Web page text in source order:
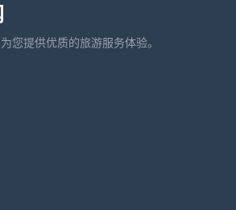
您提供优质的旅游服务体验。